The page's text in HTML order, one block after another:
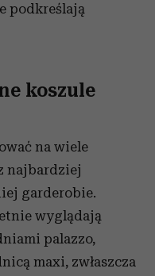
podkreślają
koszule
na wiele
najbardziej
garderobie.
wyglądają
palazzo,
maxi, zwłaszcza